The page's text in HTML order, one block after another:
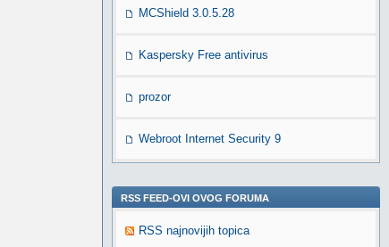
MCShield 3.0.5.28
Kaspersky Free antivirus
prozor
Webroot Internet Security 9
RSS FEED-OVI OVOG FORUMA
RSS najnovijih topica